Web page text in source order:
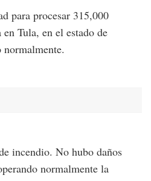
para procesar 315,000
Tula, en el estado de
normalmente.
incendio. No hubo daños
normalmente la